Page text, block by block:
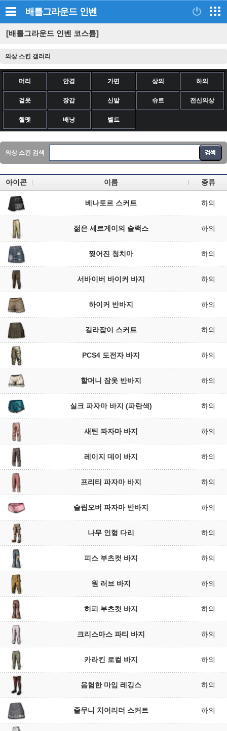
배틀그라운드 인벤
[배틀그라운드 인벤 코스튬]
의상 스킨 갤러리
머리 안경 가면 상의 하의
겉옷 장갑 신발 슈트 전신의상
헬멧 배낭 벨트
의상 스킨 검색
아이콘 이름 종류
베나토르 스커트 하의
젊은 세르게이의 슬랙스 하의
찢어진 청치마 하의
서바이버 바이커 바지 하의
하이커 반바지 하의
길라잡이 스커트 하의
PCS4 도전자 바지 하의
할머니 잠옷 반바지 하의
실크 파자마 바지 (파란색) 하의
새틴 파자마 바지 하의
레이지 데이 바지 하의
프리티 파자마 바지 하의
슬립오버 파자마 반바지 하의
나무 인형 다리 하의
피스 부츠컷 바지 하의
원 러브 바지 하의
히피 부츠컷 바지 하의
크리스마스 파티 바지 하의
카라킨 로컬 바지 하의
음험한 마임 레깅스 하의
줄무니 치어리더 스커트 하의